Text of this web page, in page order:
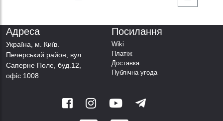
Адреса
Українa, м. Київ.
Печерський район, вул.
Саперне Поле, буд.12,
офіс 1008
Посилання
Wiki
Платіж
Доставка
Публічна угода